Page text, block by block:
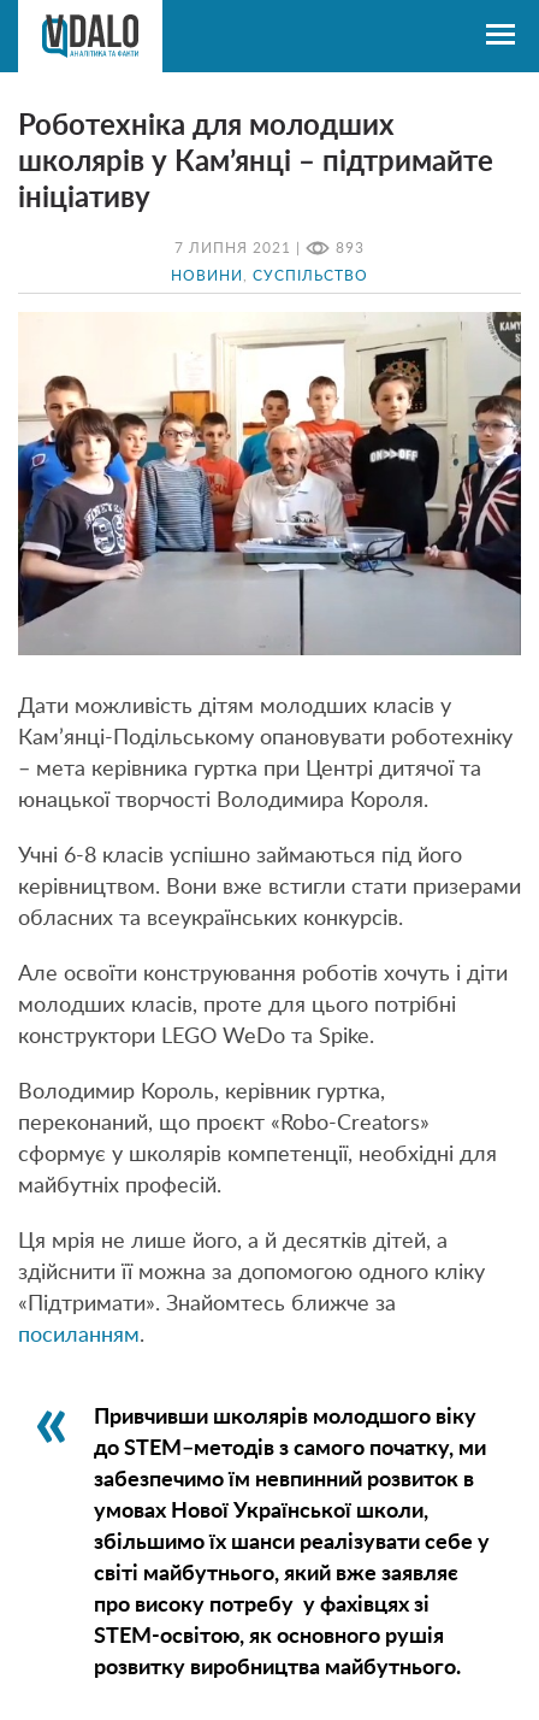
7 ЛИПНЯ 2021 | 893
НОВИНИ СУСПІЛЬСТВО
Роботехніка для молодших
школярів у Кам’янці – підтримайте
ініціативу
Дати можливість дітям молодших класів у
Кам’янці-Подільському опановувати роботехніку
– мета керівника гуртка при Центрі дитячої та
юнацької творчості Володимира Короля.
Учні 6-8 класів успішно займаються під його
керівництвом. Вони вже встигли стати призерами
обласних та всеукраїнських конкурсів.
Але освоїти конструювання роботів хочуть і діти
молодших класів, проте для цього потрібні
конструктори LEGO WeDo та Spike.
Володимир Король, керівник гуртка,
переконаний, що проєкт «Robo-Creators»
сформує у школярів компетенції, необхідні для
майбутніх професій.
Ця мрія не лише його, а й десятків дітей, а
здійснити її можна за допомогою одного кліку
«Підтримати». Знайомтесь ближче за
посиланням.
Привчивши школярів молодшого віку
до STEM–методів з самого початку, ми
забезпечимо їм невпинний розвиток в
умовах Нової Української школи,
збільшимо їх шанси реалізувати себе у
світі майбутнього, який вже заявляє
про високу потребу у фахівцях зі
STEM-освітою, як основного рушія
розвитку виробництва майбутнього.